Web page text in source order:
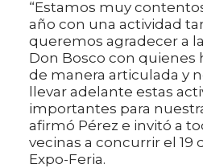
“Estamos muy
año con una actividad
queremos agradecer a
Don Bosco con quienes
de manera articulada y
llevar adelante estas
importantes para
afirmó Pérez e invitó a
vecinas a concurrir el 19
Expo-Feria.